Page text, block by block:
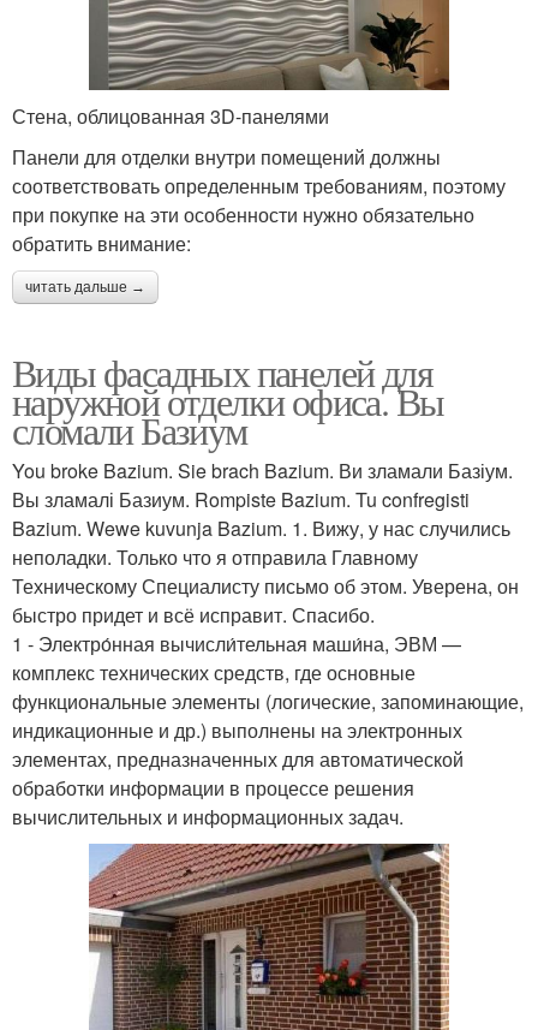
Стена, облицованная 3D-панелями
Панели для отделки внутри помещений должны
соответствовать определенным требованиям, поэтому
при покупке на эти особенности нужно обязательно
обратить внимание:
читать дальше →
Виды фасадных панелей для
наружной отделки офиса. Вы
сломали Базиум
You broke Bazium. Sie brach Bazium. Ви зламали Базіум.
Вы зламалі Базиум. Rompiste Bazium. Tu confregisti
Bazium. Wewe kuvunja Bazium. 1. Вижу, у нас случились
неполадки. Только что я отправила Главному
Техническому Специалисту письмо об этом. Уверена, он
быстро придет и всё исправит. Спасибо.
1 - Электро́нная вычисли́тельная маши́на, ЭВМ —
комплекс технических средств, где основные
функциональные элементы (логические, запоминающие,
индикационные и др.) выполнены на электронных
элементах, предназначенных для автоматической
обработки информации в процессе решения
вычислительных и информационных задач.